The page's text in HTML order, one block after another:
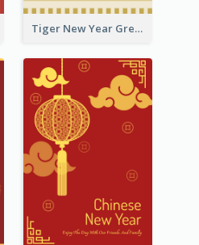
Tiger New Year Greeting Card With Decorations